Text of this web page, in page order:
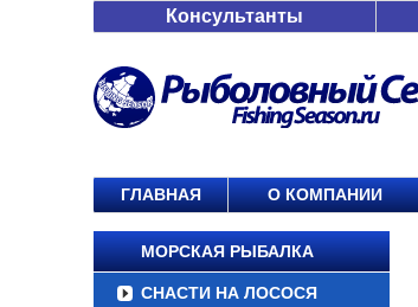
Консультанты
ГЛАВНАЯ О КОМПАНИИ
МОРСКАЯ РЫБАЛКА
СНАСТИ НА ЛОСОСЯ